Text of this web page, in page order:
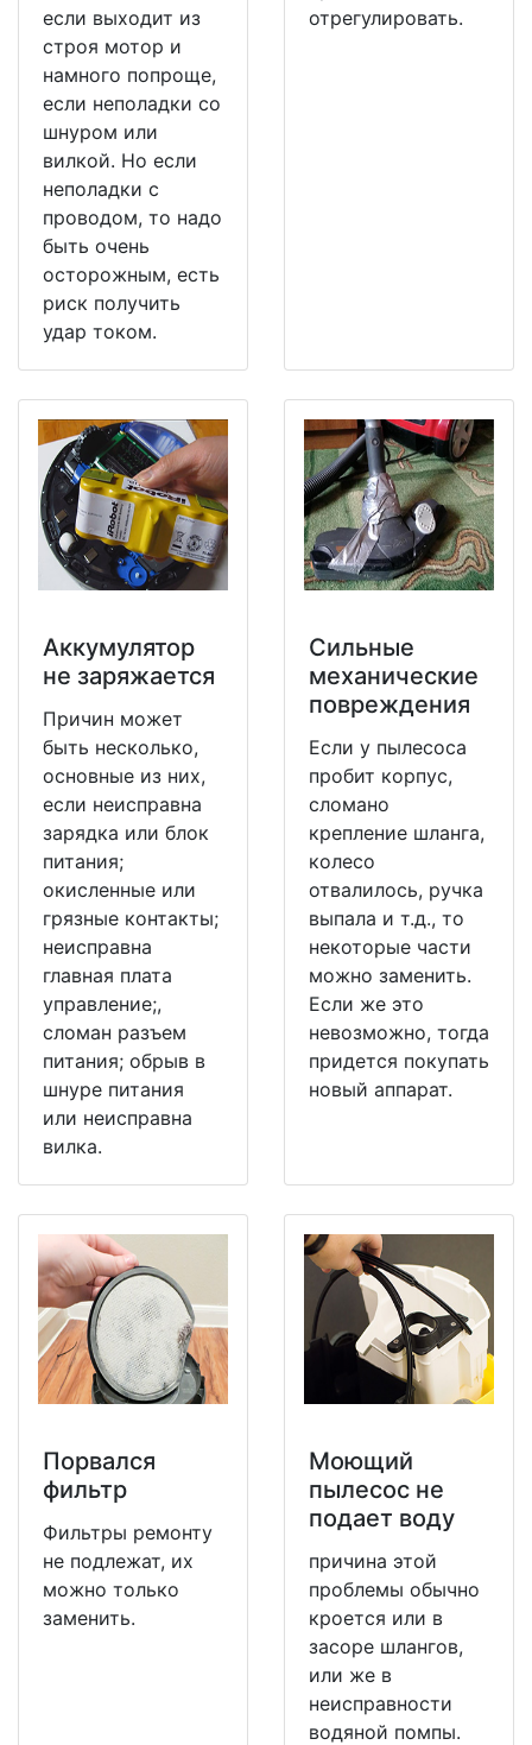
если выходит из
строя мотор и
намного попроще,
если неполадки со
шнуром или
вилкой. Но если
неполадки с
проводом, то надо
быть очень
осторожным, есть
риск получить
удар током.
отрегулировать.
Аккумулятор
не заряжается
Причин может
быть несколько,
основные из них,
если неисправна
зарядка или блок
питания;
окисленные или
грязные контакты;
неисправна
главная плата
управление;,
сломан разъем
питания; обрыв в
шнуре питания
или неисправна
вилка.
Сильные
механические
повреждения
Если у пылесоса
пробит корпус,
сломано
крепление шланга,
колесо
отвалилось, ручка
выпала и т.д., то
некоторые части
можно заменить.
Если же это
невозможно, тогда
придется покупать
новый аппарат.
Порвался
фильтр
Фильтры ремонту
не подлежат, их
можно только
заменить.
Моющий
пылесос не
подает воду
причина этой
проблемы обычно
кроется или в
засоре шлангов,
или же в
неисправности
водяной помпы.